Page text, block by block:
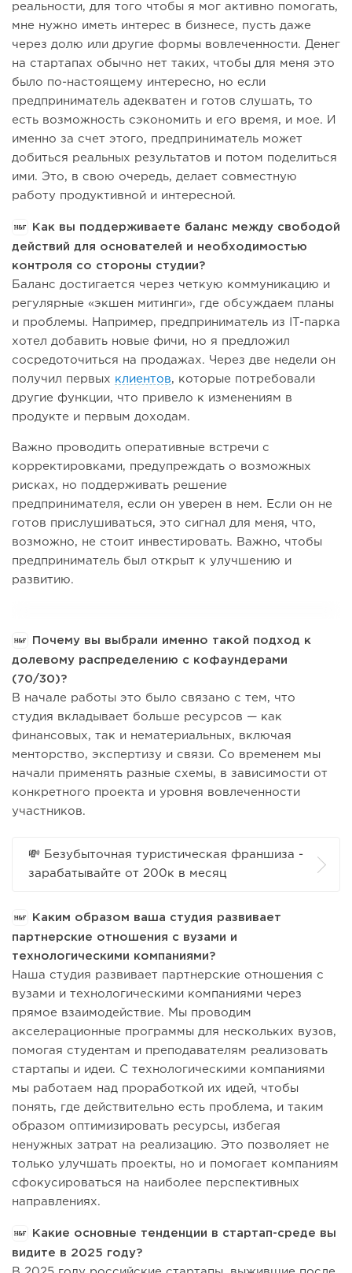
реальности, для того чтобы я мог активно помогать,
мне нужно иметь интерес в бизнесе, пусть даже
через долю или другие формы вовлеченности. Денег
на стартапах обычно нет таких, чтобы для меня это
было по-настоящему интересно, но если
предприниматель адекватен и готов слушать, то
есть возможность сэкономить и его время, и мое. И
именно за счет этого, предприниматель может
добиться реальных результатов и потом поделиться
ими. Это, в свою очередь, делает совместную
работу продуктивной и интересной.
Как вы поддерживаете баланс между свободой
действий для основателей и необходимостью
контроля со стороны студии?
Баланс достигается через четкую коммуникацию и
регулярные «экшен митинги», где обсуждаем планы
и проблемы. Например, предприниматель из IT-парка
хотел добавить новые фичи, но я предложил
сосредоточиться на продажах. Через две недели он
получил первых клиентов, которые потребовали
другие функции, что привело к изменениям в
продукте и первым доходам.
Важно проводить оперативные встречи с
корректировками, предупреждать о возможных
рисках, но поддерживать решение
предпринимателя, если он уверен в нем. Если он не
готов прислушиваться, это сигнал для меня, что,
возможно, не стоит инвестировать. Важно, чтобы
предприниматель был открыт к улучшению и
развитию.
Почему вы выбрали именно такой подход к
долевому распределению с кофаундерами
(70/30)?
В начале работы это было связано с тем, что
студия вкладывает больше ресурсов — как
финансовых, так и нематериальных, включая
менторство, экспертизу и связи. Со временем мы
начали применять разные схемы, в зависимости от
конкретного проекта и уровня вовлеченности
участников.
💸 Безубыточная туристическая франшиза -
зарабатывайте от 200к в месяц
Каким образом ваша студия развивает
партнерские отношения с вузами и
технологическими компаниями?
Наша студия развивает партнерские отношения с
вузами и технологическими компаниями через
прямое взаимодействие. Мы проводим
акселерационные программы для нескольких вузов,
помогая студентам и преподавателям реализовать
стартапы и идеи. С технологическими компаниями
мы работаем над проработкой их идей, чтобы
понять, где действительно есть проблема, и таким
образом оптимизировать ресурсы, избегая
ненужных затрат на реализацию. Это позволяет не
только улучшать проекты, но и помогает компаниям
сфокусироваться на наиболее перспективных
направлениях.
Какие основные тенденции в стартап-среде вы
видите в 2025 году?